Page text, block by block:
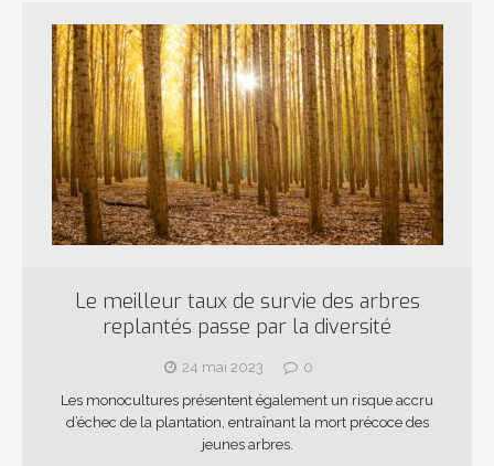
Le meilleur taux de survie des arbres
replantés passe par la diversité
24 mai 2023
0
Les monocultures présentent également un risque accru
d’échec de la plantation, entraînant la mort précoce des
jeunes arbres.